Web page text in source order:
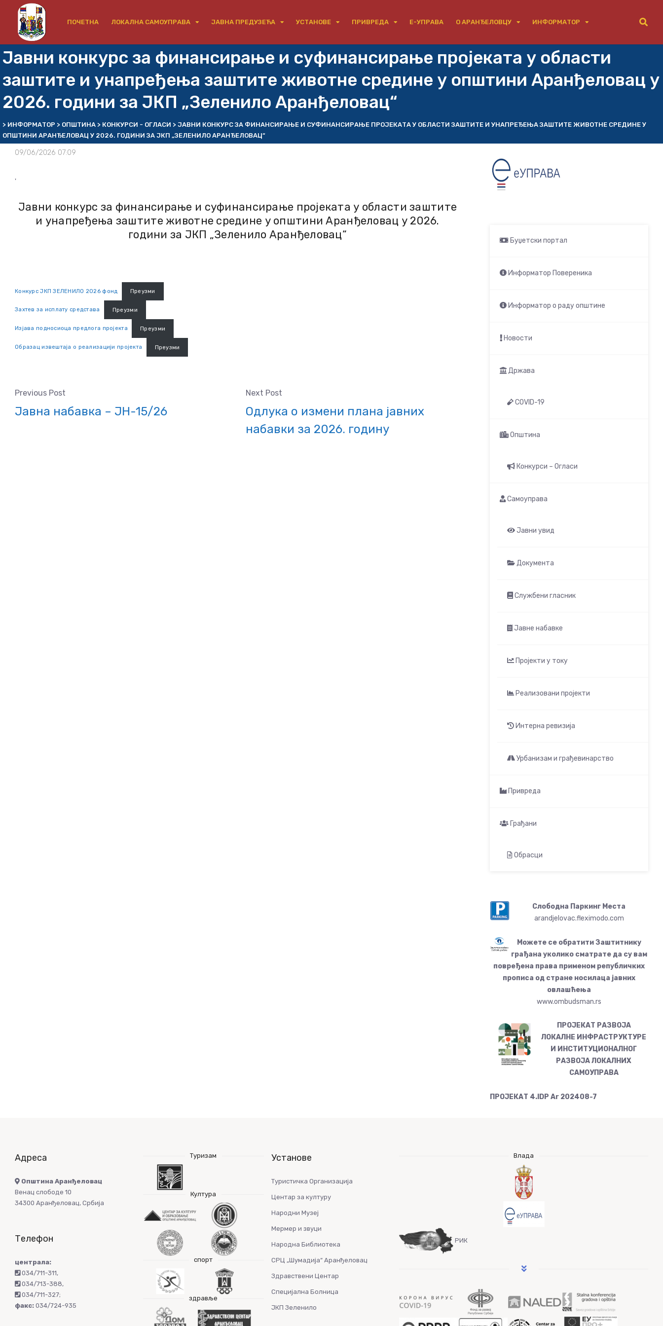
ПОЧЕТНА ЛОКАЛНА САМОУПРАВА ЈАВНА ПРЕДУЗЕЋА УСТАНОВЕ ПРИВРЕДА Е-УПРАВА О АРАНЂЕЛОВЦУ ИНФОРМАТОР
Јавни конкурс за финансирање и суфинансирање пројеката у области
заштите и унапређења заштите животне средине у општини Аранђеловац у
2026. години за ЈКП „Зеленило Аранђеловац“
> ИНФОРМАТОР > ОПШТИНА > КОНКУРСИ - ОГЛАСИ > ЈАВНИ КОНКУРС ЗА ФИНАНСИРАЊЕ И СУФИНАНСИРАЊЕ ПРОЈЕКАТА У ОБЛАСТИ ЗАШТИТЕ И УНАПРЕЂЕЊА ЗАШТИТЕ ЖИВОТНЕ СРЕДИНЕ У
ОПШТИНИ АРАНЂЕЛОВАЦ У 2026. ГОДИНИ ЗА ЈКП „ЗЕЛЕНИЛО АРАНЂЕЛОВАЦ“
09/06/2026 07:09
'
Јавни конкурс за финансирање и суфинансирање пројеката у области заштите
и унапређења заштите животне средине у општини Аранђеловац у 2026.
години за ЈКП „Зеленило Аранђеловац“
Конкурс ЈКП ЗЕЛЕНИЛО 2026 фонд Преузми
Захтев за исплату средстава Преузми
Изјава подносиоца предлога пројекта Преузми
Образац извештаја о реализацији пројекта Преузми
Previous Post
Јавна набавка – ЈН-15/26
Next Post
Одлука о измени плана јавних
набавки за 2026. годину
Буџетски портал
Информатор Повереника
Информатор о раду општине
Новости
Држава
COVID-19
Општина
Конкурси – Огласи
Самоуправа
Јавни увид
Документа
Службени гласник
Јавне набавке
Пројекти у току
Реализовани пројекти
Интерна ревизија
Урбанизам и грађевинарство
Привреда
Грађани
Обрасци
Слободна Паркинг Места
arandjelovac.fleximodo.com
Можете се обратити Заштитнику
грађана уколико сматрате да су вам
повређена права применом републичких
прописа од стране носилаца јавних
овлашћења
www.ombudsman.rs
ПРОЈЕКАТ РАЗВОЈА
ЛОКАЛНЕ ИНФРАСТРУКТУРЕ
И ИНСТИТУЦИОНАЛНОГ
РАЗВОЈА ЛОКАЛНИХ
САМОУПРАВА
ПРОЈЕКАТ 4.IDP Ar 202408-7
Адреса
Општина Аранђеловац
Венац слободе 10
34300 Аранђеловац, Србија
Телефон
централа:
034/711-311,
034/713-388,
034/711-327;
факс: 034/724-935
Туризам
Култура
спорт
здравље
Установе
Туристичка Организација
Центар за културу
Народни Музеј
Мермер и звуци
Народна Библиотека
СРЦ „Шумадија“ Аранђеловац
Здравствени Центар
Специјална Болница
ЈКП Зеленило
Влада
РИК